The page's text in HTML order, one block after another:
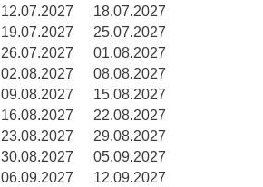
12.07.2027
18.07.2027
19.07.2027
25.07.2027
26.07.2027
01.08.2027
02.08.2027
08.08.2027
09.08.2027
15.08.2027
16.08.2027
22.08.2027
23.08.2027
29.08.2027
30.08.2027
05.09.2027
06.09.2027
12.09.2027